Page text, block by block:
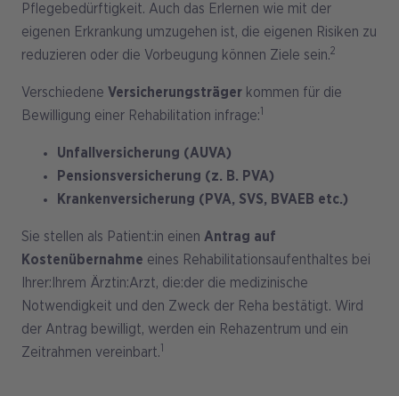
Pflegebedürftigkeit. Auch das Erlernen wie mit der
eigenen Erkrankung umzugehen ist, die eigenen Risiken zu
reduzieren oder die Vorbeugung können Ziele sein.2
Verschiedene Versicherungsträger kommen für die
Bewilligung einer Rehabilitation infrage:1
Unfallversicherung (AUVA)
Pensionsversicherung (z. B. PVA)
Krankenversicherung (PVA, SVS, BVAEB etc.)
Sie stellen als Patient:in einen Antrag auf
Kostenübernahme eines Rehabilitationsaufenthaltes bei
Ihrer:Ihrem Ärztin:Arzt, die:der die medizinische
Notwendigkeit und den Zweck der Reha bestätigt. Wird
der Antrag bewilligt, werden ein Rehazentrum und ein
Zeitrahmen vereinbart.1